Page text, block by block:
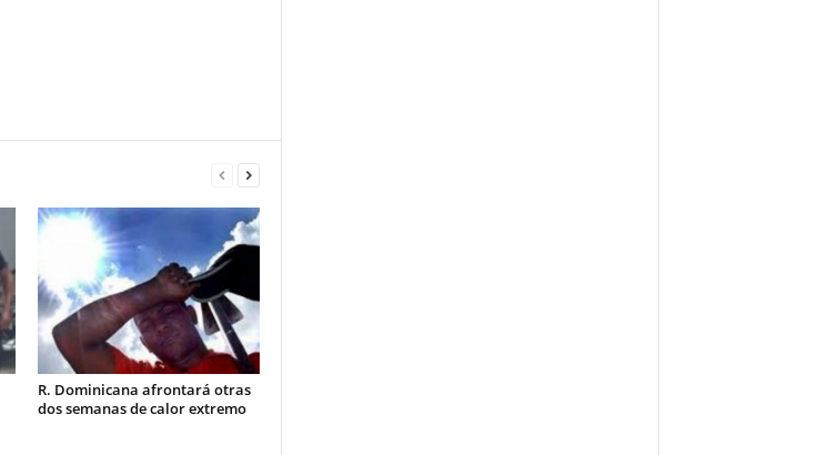
R. Dominicana afrontará otras
dos semanas de calor extremo